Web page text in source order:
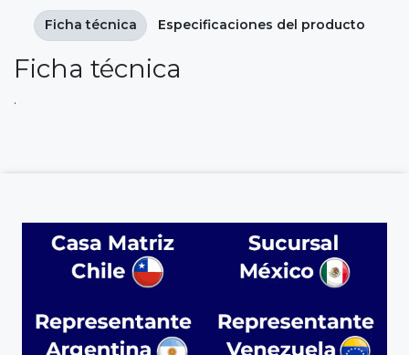
Ficha técnica
.
Ficha técnica Especificaciones del producto